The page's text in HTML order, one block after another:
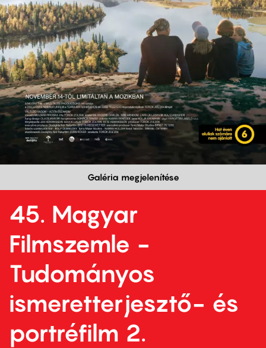
Galéria megjelenítése
45. Magyar
Filmszemle -
Tudományos
ismeretterjesztő- és
portréfilm 2.